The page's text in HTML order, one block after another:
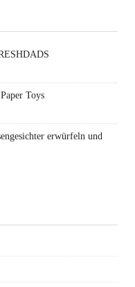
Toys
erwürfeln und